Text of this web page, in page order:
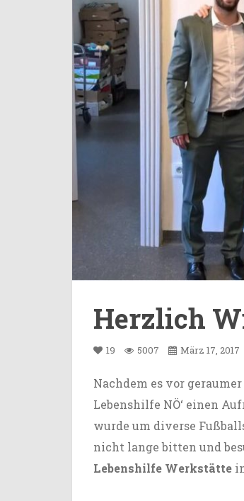
Herzlich
19 5007 März 17, 2017
Nachdem es vor
Lebenshilfe NÖ‘ einen
wurde um diverse
nicht lange bitten und
Lebenshilfe Werkstätte